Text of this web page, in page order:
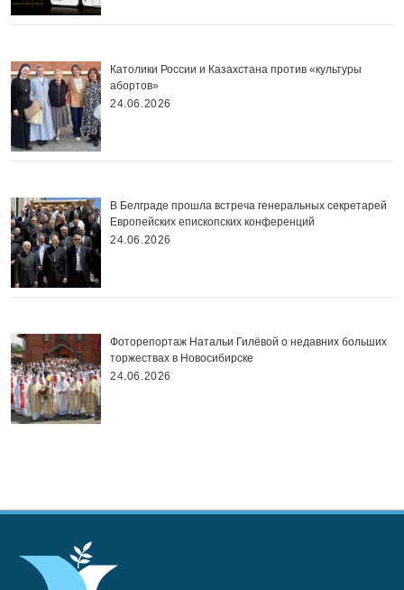
Католики России и Казахстана против «культуры
абортов»
24.06.2026
В Белграде прошла встреча генеральных секретарей
Европейских епископских конференций
24.06.2026
Фоторепортаж Натальи Гилёвой о недавних больших
торжествах в Новосибирске
24.06.2026